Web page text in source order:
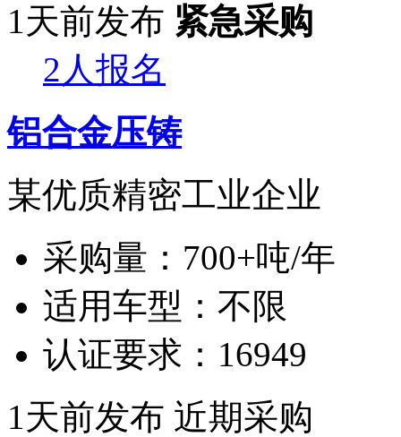
1天前发布 紧急采购
2人报名
铝合金压铸
某优质精密工业企业
采购量： 700+吨/年
适用车型： 不限
认证要求： 16949
1天前发布 近期采购